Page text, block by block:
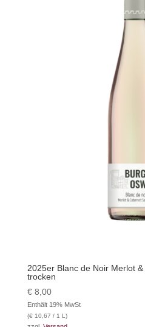
2025er Blanc de Noir Merlot
trocken
€8,00
Enthält 19% MwSt
(€10,67 / 1 L)